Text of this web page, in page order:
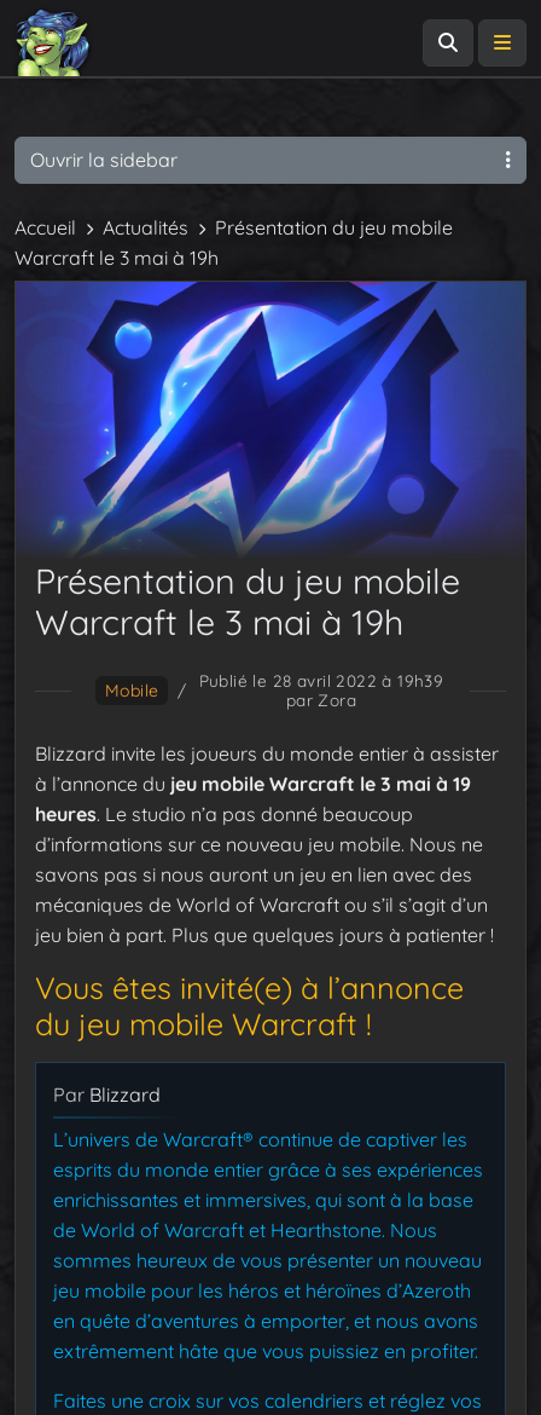
Accueil Actualités
Présentation du jeu mobile
Warcraft le 3 mai à 19h
Présentation du jeu mobile
Warcraft le 3 mai à 19h
Mobile /
Publié le 28 avril 2022 à 19h39
par Zora
Blizzard invite les joueurs du monde entier à assister
à l’annonce du jeu mobile Warcraft le 3 mai à 19
heures. Le studio n’a pas donné beaucoup
d’informations sur ce nouveau jeu mobile. Nous ne
savons pas si nous auront un jeu en lien avec des
mécaniques de World of Warcraft ou s’il s’agit d’un
jeu bien à part. Plus que quelques jours à patienter !
Vous êtes invité(e) à l’annonce
du jeu mobile Warcraft !
Par Blizzard
L’univers de Warcraft® continue de captiver les
esprits du monde entier grâce à ses expériences
enrichissantes et immersives, qui sont à la base
de World of Warcraft et Hearthstone. Nous
sommes heureux de vous présenter un nouveau
jeu mobile pour les héros et héroïnes d’Azeroth
en quête d’aventures à emporter, et nous avons
extrêmement hâte que vous puissiez en profiter.
Faites une croix sur vos calendriers et réglez vos
Ouvrir la sidebar